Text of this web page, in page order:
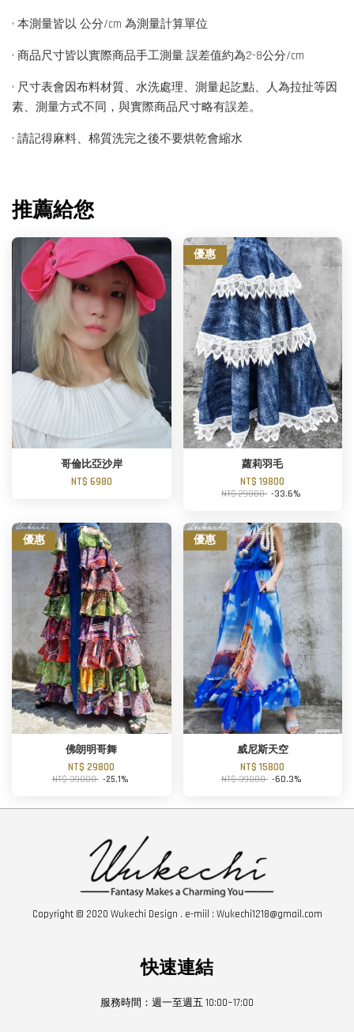
• 本測量皆以 公分/cm 為測量計算單位
• 商品尺寸皆以實際商品手工測量 誤差值約為2-8公分/cm
• 尺寸表會因布料材質、水洗處理、測量起訖點、人為拉扯等因
素、測量方式不同，與實際商品尺寸略有誤差。
• 請記得麻料、棉質洗完之後不要烘乾會縮水
推薦給您
哥倫比亞沙岸
NT$ 6980
優惠
蘿莉羽毛
NT$ 19800
NT$ 29800 -33.6%
優惠
佛朗明哥舞
NT$ 29800
NT$ 39800 -25.1%
優惠
威尼斯天空
NT$ 15800
NT$ 39800 -60.3%
Copyright © 2020 Wukechi Design . e-miil : Wukechi1218@gmail.com
快速連結
服務時間：週一至週五 10:00~17:00